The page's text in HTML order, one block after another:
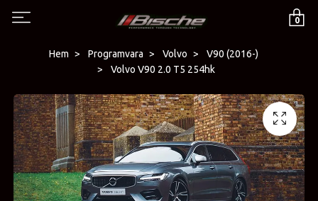
0
Hem Programvara Volvo
V90 (2016-)
Volvo V90 2.0 T5 254hk